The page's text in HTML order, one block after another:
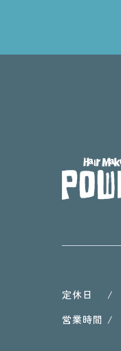
定休日 /
営業時間 /